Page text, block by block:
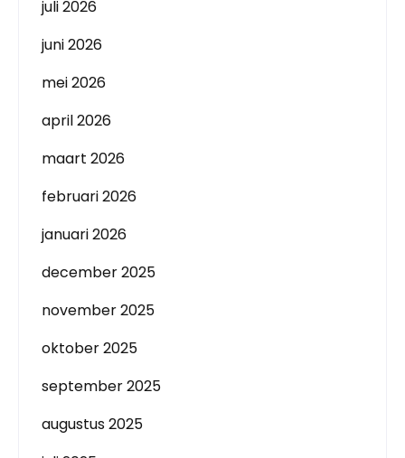
juli 2026
juni 2026
mei 2026
april 2026
maart 2026
februari 2026
januari 2026
december 2025
november 2025
oktober 2025
september 2025
augustus 2025